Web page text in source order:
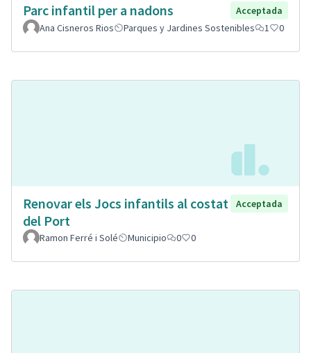
Parc infantil per a nadons
Acceptada
Ana Cisneros Rios
Parques y Jardines Sostenibles 1 0
Renovar els Jocs infantils al costat
del Port
Acceptada
Ramon Ferré i Solé Municipio 0 0